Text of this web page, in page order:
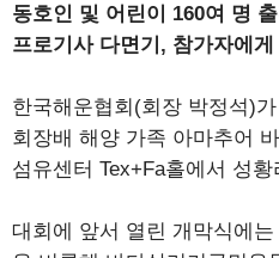
동호인 및 어린이 160여 명 출
프로기사 다면기, 참가자에
한국해운협회(회장 박정석)
회장배 해양 가족 아마추어
섬유센터 Tex+Fa홀에서 성
대회에 앞서 열린 개막식에